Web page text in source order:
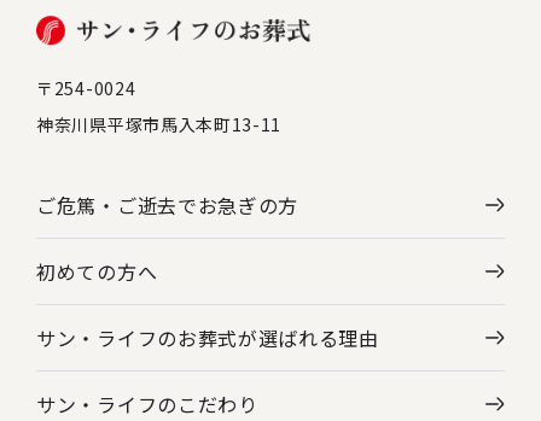
〒254-0024
神奈川県平塚市馬入本町13-11
ご危篤・ご逝去でお急ぎの方
初めての方へ
サン・ライフのお葬式が選ばれる理由
サン・ライフのこだわり